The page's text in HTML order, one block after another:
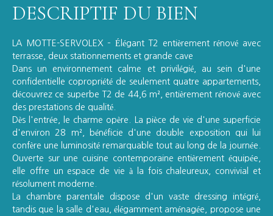
DESCRIPTIF DU BIEN
LA MOTTE-SERVOLEX – Élégant T2 entièrement rénové avec
terrasse, deux stationnements et grande cave
Dans un environnement calme et privilégié, au sein d'une
confidentielle copropriété de seulement quatre appartements,
découvrez ce superbe T2 de 44,6 m², entièrement rénové avec
des prestations de qualité.
Dès l'entrée, le charme opère. La pièce de vie d'une superficie
d'environ 28 m², bénéficie d'une double exposition qui lui
confère une luminosité remarquable tout au long de la journée.
Ouverte sur une cuisine contemporaine entièrement équipée,
elle offre un espace de vie à la fois chaleureux, convivial et
résolument moderne.
La chambre parentale dispose d'un vaste dressing intégré,
tandis que la salle d'eau, élégamment aménagée, propose une